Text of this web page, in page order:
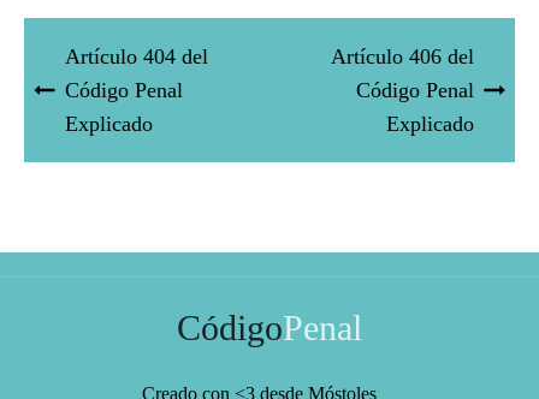
Artículo 404 del
Código Penal
Explicado
Artículo 406 del
Código Penal
Explicado
CódigoPenal
Creado con <3 desde Móstoles